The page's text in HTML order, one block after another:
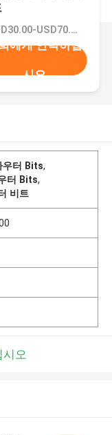
가격：USD30.00-USD70.00
에게 연락하십
시오
우터 Bits,
터 Bits,
비트
시오